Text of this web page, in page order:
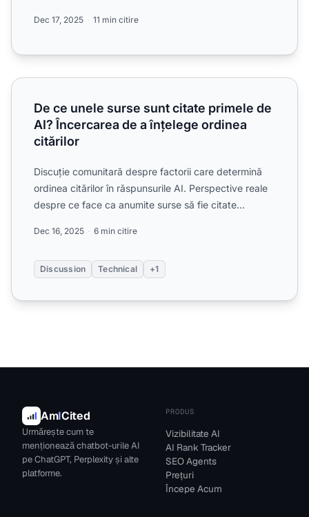
Dec 17, 2025 11 min citire
De ce unele surse sunt citate primele de AI? Încercarea
De ce unele surse sunt citate primele de
AI? Încercarea de a înțelege ordinea
citărilor
Discuție comunitară despre factorii care determină
ordinea citărilor în răspunsurile AI. Perspective reale
despre ce face ca anumite surse să fie citate
Dec 16, 2025 6 min citire
Discussion Technical +1
AmICited
Urmărește cum te
menționează chatbot-urile AI
pe ChatGPT, Perplexity și alte
platforme.
PRODUS
Vizibilitate AI
AI Rank Tracker
SEO Agents
Prețuri
Începe Acum